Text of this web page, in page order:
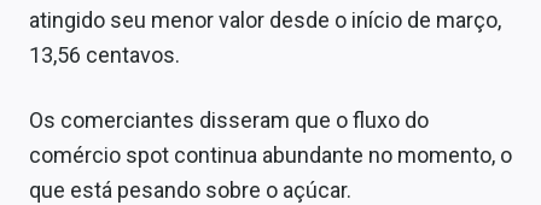
atingido seu menor valor desde o início de março,
13,56 centavos.
Os comerciantes disseram que o fluxo do
comércio spot continua abundante no momento, o
que está pesando sobre o açúcar.